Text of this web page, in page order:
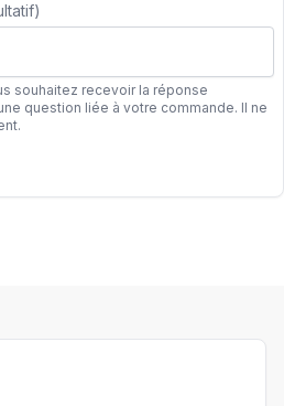
souhaitez recevoir la réponse
question liée à votre commande. Il ne